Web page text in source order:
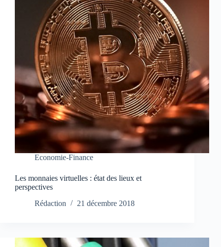
Economie-Finance
Les monnaies virtuelles : état des lieux et
perspectives
Rédaction
21 décembre 2018